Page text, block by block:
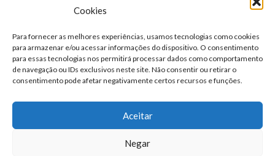
Cookies
Para fornecer as melhores experiências, usamos tecnologias como cookies
para armazenar e/ou acessar informações do dispositivo. O consentimento
para essas tecnologias nos permitirá processar dados como comportamento
de navegação ou IDs exclusivos neste site. Não consentir ou retirar o
consentimento pode afetar negativamente certos recursos e funções.
Aceitar
Negar
informatica@ganeplar.com.br